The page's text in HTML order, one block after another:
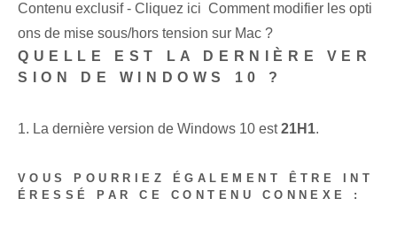
Contenu exclusif - Cliquez ici Comment modifier les opti
ons de mise sous/hors tension sur Mac ?
QUELLE EST LA DERNIÈRE VER
SION DE WINDOWS 10 ?
1. La dernière version de Windows 10 est21H1.
VOUS POURRIEZ ÉGALEMENT ÊTRE INT
ÉRESSÉ PAR CE CONTENU CONNEXE :